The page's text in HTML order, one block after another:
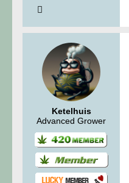
Ketelhuis
Advanced Grower